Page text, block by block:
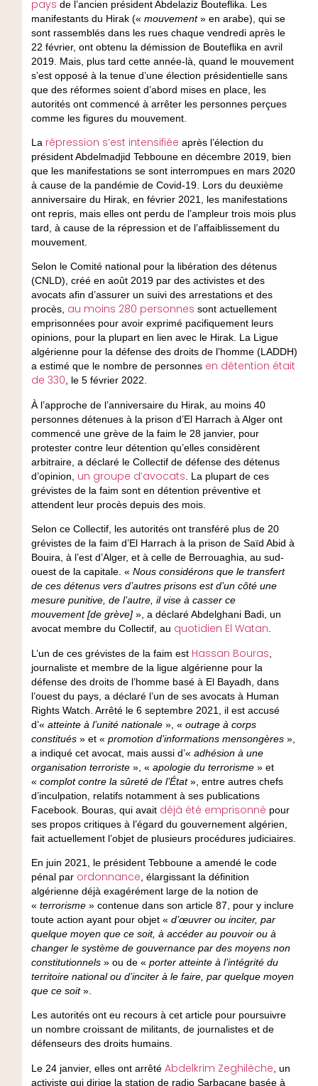
pays de l’ancien président Abdelaziz Bouteflika. Les
manifestants du Hirak (« mouvement» en arabe), qui se
sont rassemblés dans les rues chaque vendredi après le
22 février, ont obtenu la démission de Bouteflika en avril
2019. Mais, plus tard cette année-là, quand le mouvement
s’est opposé à la tenue d’une élection présidentielle sans
que des réformes soient d’abord mises en place, les
autorités ont commencé à arrêter les personnes perçues
comme les figures du mouvement.
La répression s’est intensifiée après l’élection du
président Abdelmadjid Tebboune en décembre 2019, bien
que les manifestations se sont interrompues en mars 2020
à cause de la pandémie de Covid-19. Lors du deuxième
anniversaire du Hirak, en février 2021, les manifestations
ont repris, mais elles ont perdu de l’ampleur trois mois plus
tard, à cause de la répression et de l’affaiblissement du
mouvement.
Selon le Comité national pour la libération des détenus
(CNLD), créé en août 2019 par des activistes et des
avocats afin d’assurer un suivi des arrestations et des
procès, au moins 280 personnes sont actuellement
emprisonnées pour avoir exprimé pacifiquement leurs
opinions, pour la plupart en lien avec le Hirak. La Ligue
algérienne pour la défense des droits de l’homme (LADDH)
a estimé que le nombre de personnes en détention était
de 330, le 5 février 2022.
À l’approche de l’anniversaire du Hirak, au moins 40
personnes détenues à la prison d’El Harrach à Alger ont
commencé une grève de la faim le 28 janvier, pour
protester contre leur détention qu’elles considèrent
arbitraire, a déclaré le Collectif de défense des détenus
d’opinion, un groupe d’avocats . La plupart de ces
grévistes de la faim sont en détention préventive et
attendent leur procès depuis des mois.
Selon ce Collectif, les autorités ont transféré plus de 20
grévistes de la faim d’El Harrach à la prison de Saïd Abid à
Bouira, à l’est d’Alger, et à celle de Berrouaghia, au sud-
ouest de la capitale. « Nous considérons que le transfert
de ces détenus vers d’autres prisons est d’un côté une
mesure punitive, de l’autre, il vise à casser ce
mouvement[de grève] », a déclaré Abdelghani Badi, un
avocat membre du Collectif, au quotidien El Watan.
L’un de ces grévistes de la faim est Hassan Bouras
journaliste et membre de la ligue algérienne pour la
défense des droits de l’homme basé à El Bayadh, dans
l’ouest du pays, a déclaré l’un de ses avocats à Human
Rights Watch. Arrêté le 6 septembre 2021, il est accusé
d’« atteinte à l’unité nationale », « outrage à corps
constitués » et « promotion d’informations mensongères »,
a indiqué cet avocat, mais aussi d’« adhésion à une
organisation terroriste », « apologie du terrorisme » et
« complot contre la sûreté de l’État», entre autres chefs
d’inculpation, relatifs notamment à ses publications
Facebook. Bouras, qui avait déjà été emprisonné pour
ses propos critiques à l’égard du gouvernement algérien,
fait actuellement l’objet de plusieurs procédures judiciaires.
En juin 2021, le président Tebboune a amendé le code
pénal par ordonnance , élargissant la définition
algérienne déjà exagérément large de la notion de
« terrorisme » contenue dans son article 87, pour y inclure
toute action ayant pour objet « d’œuvrer ou inciter, par
quelque moyen que ce soit, à accéder au pouvoir ou à
changer le système de gouvernance par des moyens non
constitutionnels » ou de « porter atteinte à l’intégrité du
territoire national ou d’inciter à le faire, par quelque moyen
que ce soit ».
Les autorités ont eu recours à cet article pour poursuivre
un nombre croissant de militants, de journalistes et de
défenseurs des droits humains.
Le 24 janvier, elles ont arrêté Abdelkrim Zeghilèche , un
activiste qui dirige la station de radio Sarbacane basée à